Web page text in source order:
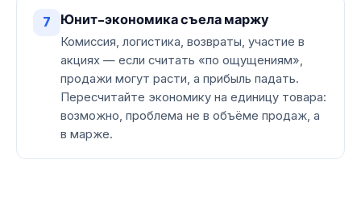
7 Юнит-экономика съела маржу
Комиссия, логистика, возвраты, участие в
акциях — если считать «по ощущениям»,
продажи могут расти, а прибыль падать.
Пересчитайте экономику на единицу товара:
возможно, проблема не в объёме продаж, а
в марже.